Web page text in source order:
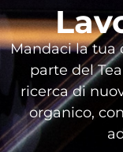
Mandaci la tua
parte del
ricerca di
organico,